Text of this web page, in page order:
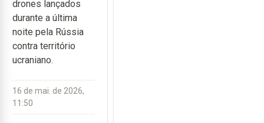
drones lançados
durante a última
noite pela Rússia
contra território
ucraniano.
16 de mai. de 2026,
11:50